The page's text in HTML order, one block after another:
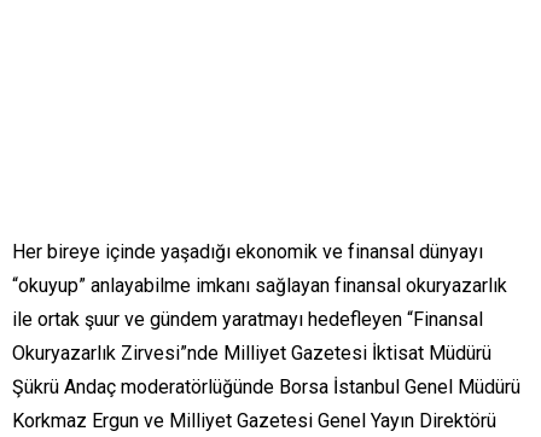
Her bireye içinde yaşadığı ekonomik ve finansal dünyayı
“okuyup” anlayabilme imkanı sağlayan finansal okuryazarlık
ile ortak şuur ve gündem yaratmayı hedefleyen “Finansal
Okuryazarlık Zirvesi”nde Milliyet Gazetesi İktisat Müdürü
Şükrü Andaç moderatörlüğünde Borsa İstanbul Genel Müdürü
Korkmaz Ergun ve Milliyet Gazetesi Genel Yayın Direktörü